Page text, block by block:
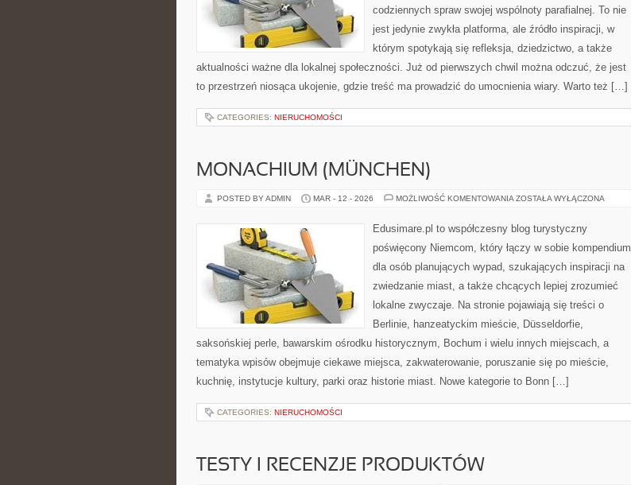
codziennych spraw swojej wspólnoty parafialnej. To nie
jest jedynie zwykła platforma, ale źródło inspiracji, w
którym spotykają się refleksja, dziedzictwo, a także
aktualności ważne dla lokalnej społeczności. Już od pierwszych chwil można odczuć, że jest
to przestrzeń niosąca ukojenie, gdzie treść ma prowadzić do umocnienia wiary. Warto też […]
CATEGORIES: NIERUCHOMOŚCI
MONACHIUM (MÜNCHEN)
POSTED BY ADMIN MAR - 12 - 2026 MOŻLIWOŚĆ KOMENTOWANIA MONACHIUM
ZOSTAŁA WYŁĄCZONA
Edusimare.pl to współczesny blog turystyczny
poświęcony Niemcom, który łączy w sobie kompendium
dla osób planujących wypad, szukających inspiracji na
zwiedzanie miast, a także chcących lepiej zrozumieć
lokalne zwyczaje. Na stronie pojawiają się treści o
Berlinie, hanzeatyckim mieście, Düsseldorfie,
saksońskiej perle, bawarskim ośrodku historycznym, Bochum i wielu innych miejscach, a
tematyka wpisów obejmuje ciekawe miejsca, zakwaterowanie, poruszanie się po mieście,
kuchnię, instytucje kultury, parki oraz historie miast. Nowe kategorie to Bonn […]
CATEGORIES: NIERUCHOMOŚCI
TESTY I RECENZJE PRODUKTÓW